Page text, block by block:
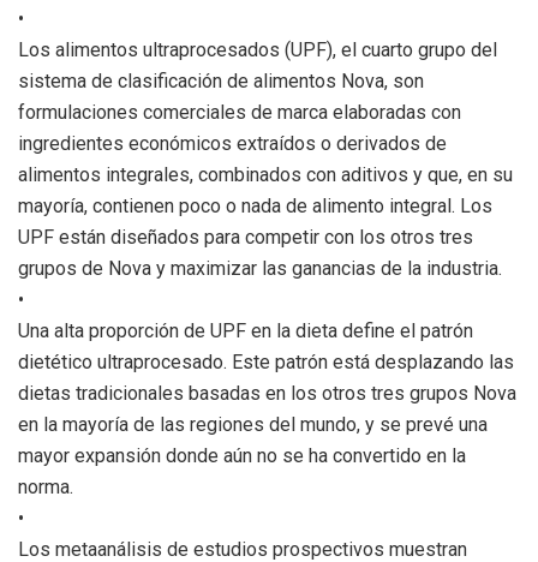
•
Los alimentos ultraprocesados ​​(UPF), el cuarto grupo del
sistema de clasificación de alimentos Nova, son
formulaciones comerciales de marca elaboradas con
ingredientes económicos extraídos o derivados de
alimentos integrales, combinados con aditivos y que, en su
mayoría, contienen poco o nada de alimento integral. Los
UPF están diseñados para competir con los otros tres
grupos de Nova y maximizar las ganancias de la industria.
•
Una alta proporción de UPF en la dieta define el patrón
dietético ultraprocesado. Este patrón está desplazando las
dietas tradicionales basadas en los otros tres grupos Nova
en la mayoría de las regiones del mundo, y se prevé una
mayor expansión donde aún no se ha convertido en la
norma.
•
Los metaanálisis de estudios prospectivos muestran